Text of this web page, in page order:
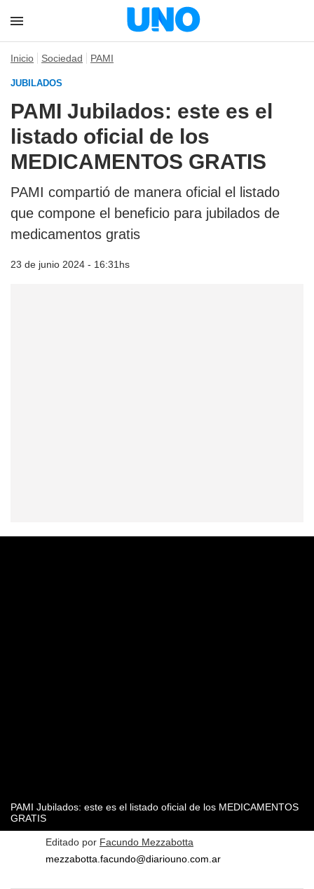
Inicio Sociedad PAMI
JUBILADOS
PAMI Jubilados: este es el
listado oficial de los
MEDICAMENTOS GRATIS
PAMI compartió de manera oficial el listado
que compone el beneficio para jubilados de
medicamentos gratis
23 de junio 2024 - 16:31hs
PAMI Jubilados: este es el listado oficial de los MEDICAMENTOS
GRATIS
Editado por Facundo Mezzabotta
mezzabotta.facundo@diariouno.com.ar